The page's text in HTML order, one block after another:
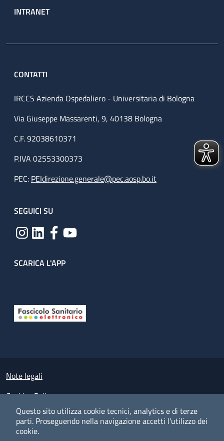
Questo sito utilizza cookie tecnici, analytics e di terze
parti. Proseguendo nella navigazione accetti l'utilizzo dei
cookie.
INTRANET
CONTATTI
IRCCS Azienda Ospedaliero - Universitaria di Bologna
Via Giuseppe Massarenti, 9, 40138 Bologna
C.F. 92038610371
P.IVA 02553300373
PEC: PEIdirezione.generale@pec.aosp.bo.it
SEGUICI SU
SCARICA L'APP
Small prints
Note legali
Cookies Policy
Policy privacy e protezione del dato personale
Albo pretorio on-line